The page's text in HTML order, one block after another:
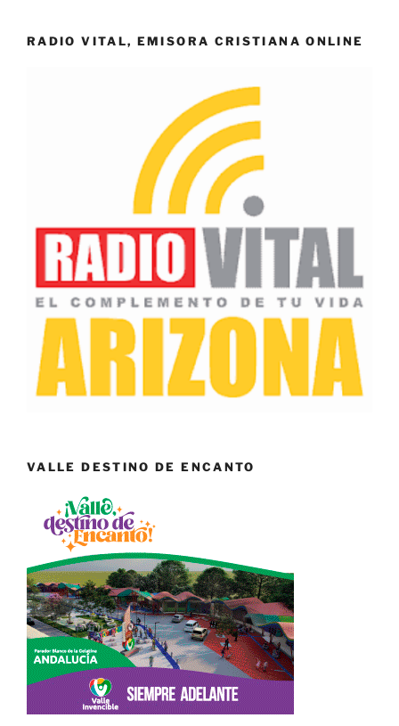
RADIO VITAL, EMISORA CRISTIANA ONLINE
VALLE DESTINO DE ENCANTO